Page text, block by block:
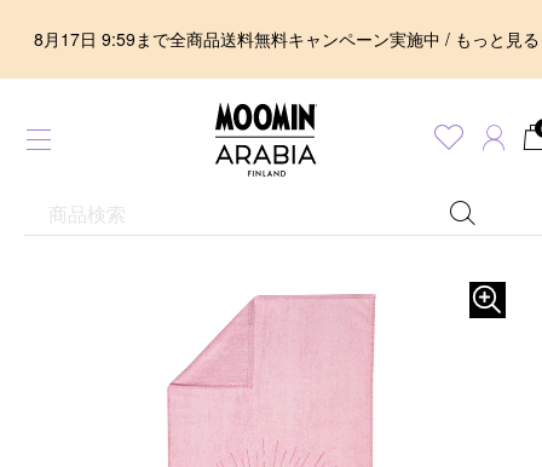
8月17日 9:59まで全商品送料無料キャンペーン実施中 / もっと見る